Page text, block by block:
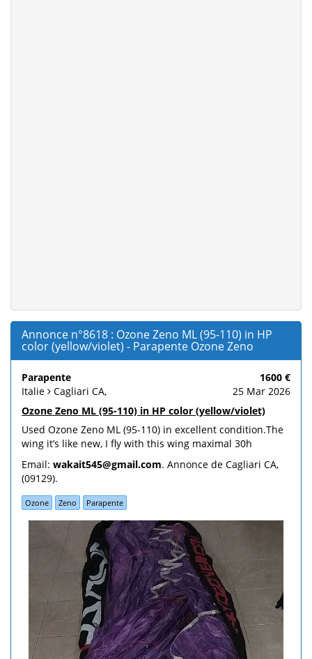
Annonce n°8618 : Ozone Zeno ML (95-110) in HP
color (yellow/violet) - Parapente Ozone Zeno
Parapente
1600 €
Italie
Cagliari CA,
25 Mar 2026
Ozone Zeno ML (95-110) in HP color (yellow/violet)
Used Ozone Zeno ML (95-110) in excellent condition.The
wing it’s like new, I fly with this wing maximal 30h
Email: wakait545@gmail.com. Annonce de Cagliari CA,
(09129).
Ozone Zeno Parapente